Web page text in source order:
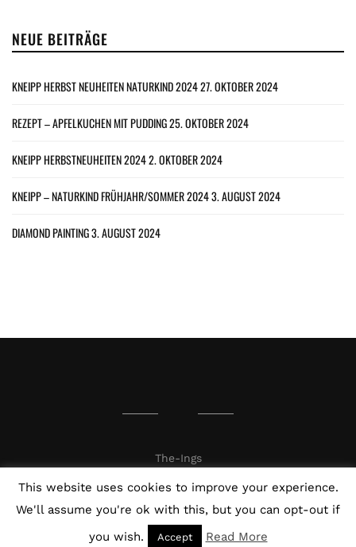
NEUE BEITRÄGE
KNEIPP HERBST NEUHEITEN NATURKIND 202427. OKTOBER 2024
REZEPT – APFELKUCHEN MIT PUDDING25. OKTOBER 2024
KNEIPP HERBSTNEUHEITEN 20242. OKTOBER 2024
KNEIPP – NATURKIND FRÜHJAHR/SOMMER 20243. AUGUST 2024
DIAMOND PAINTING3. AUGUST 2024
The-Ings
This website uses cookies to improve your experience.
We'll assume you're ok with this, but you can opt-out if
you wish.
Accept Read More